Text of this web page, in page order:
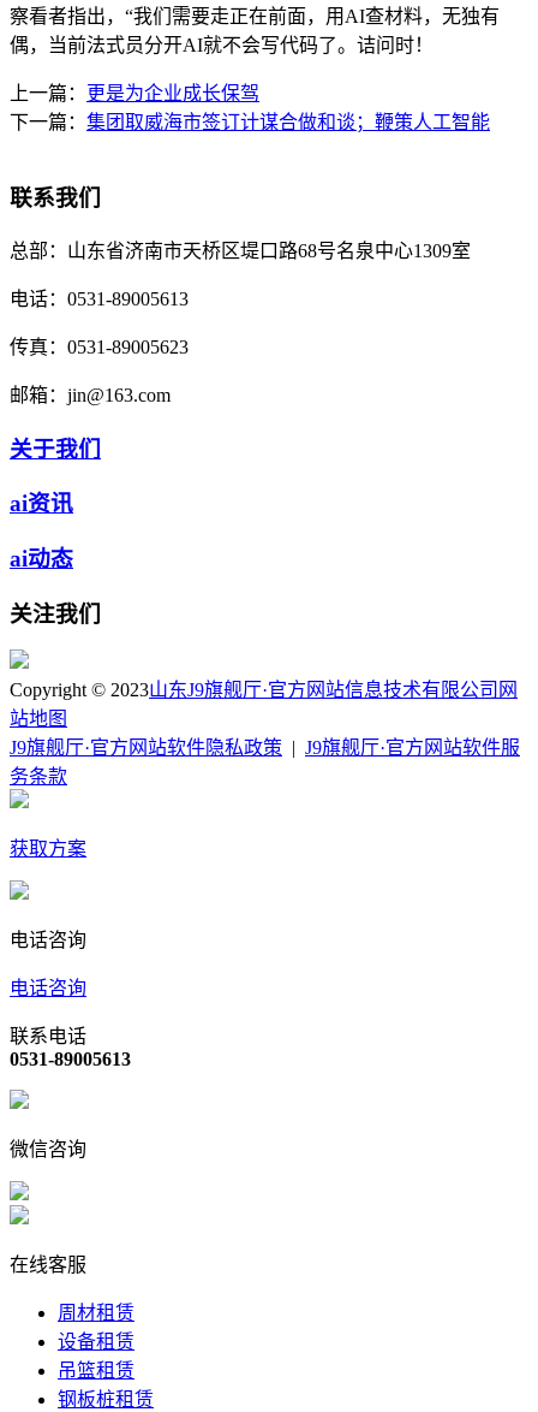
察看者指出，“我们需要走正在前面，用AI查材料，无独有
偶，当前法式员分开AI就不会写代码了。诘问时！
上一篇：
更是为企业成长保驾
下一篇： 集团取威海市签订计谋合做和谈；鞭策人工智能
联系我们
总部： 山东省济南市天桥区堤口路68号名泉中心1309室
电话： 0531-89005613
传真： 0531-89005623
邮箱： jin@163.com
关于我们
ai资讯
ai动态
关注我们
Copyright © 2023山东J9旗舰厅·官方网站信息技术有限公司 网
站地图
J9旗舰厅·官方网站软件隐私政策
J9旗舰厅·官方网站软件服
务条款
获取方案
电话咨询
电话咨询
联系电话
0531-89005613
微信咨询
在线客服
周材租赁
设备租赁
吊篮租赁
钢板桩租赁